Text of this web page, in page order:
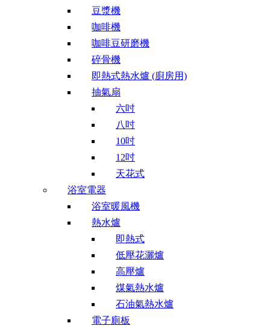
豆漿機
咖啡機
咖啡豆研磨機
碎骨機
即熱式熱水爐 (廚房用)
抽氣扇
六吋
八吋
10吋
12吋
天花式
浴室電器
浴室暖風機
熱水爐
即熱式
低壓花灑爐
高壓爐
煤氣熱水爐
石油氣熱水爐
電子廁板